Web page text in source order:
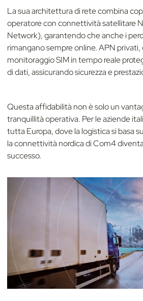
La sua architettura di rete combina
operatore con connettività satellitare
Network), garantendo che anche i
rimangano sempre online. APN
monitoraggio SIM in tempo reale
di dati, assicurando sicurezza e
Questa affidabilità non è solo un
tranquillità operativa. Per le aziende
tutta Europa, dove la logistica si basa
la connettività nordica di Com4
successo.